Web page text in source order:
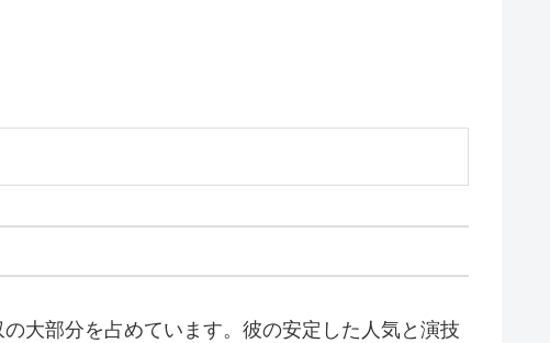
大部分を占めています。彼の安定した人気と演技